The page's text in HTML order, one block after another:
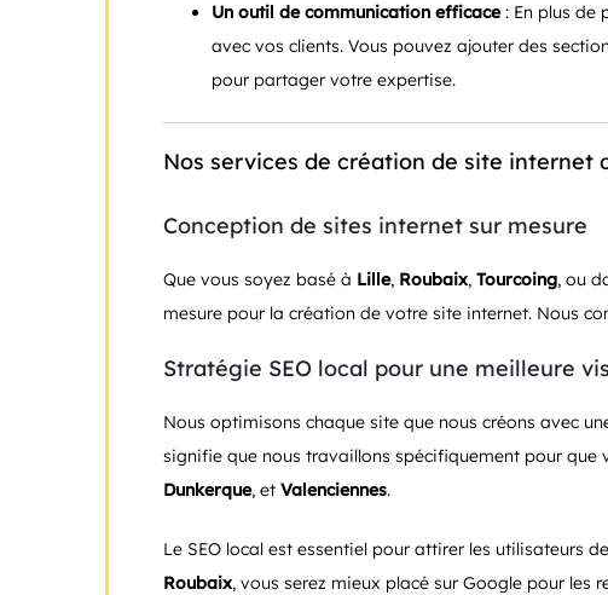
Un outil de communication efficace: En plus de
avec vos clients. Vous pouvez ajouter des
pour partager votre expertise.
Nos services de création de site internet
Conception de sites internet sur mesure
Que vous soyez basé à Lille, Roubaix, Tourcoing, ou
mesure pour la création de votre site internet. Nous
Stratégie SEO local pour une meilleure
Nous optimisons chaque site que nous créons avec
signifie que nous travaillons spécifiquement pour que
Dunkerque, et Valenciennes.
Le SEO local est essentiel pour attirer les utilisateurs
Roubaix, vous serez mieux placé sur Google pour les